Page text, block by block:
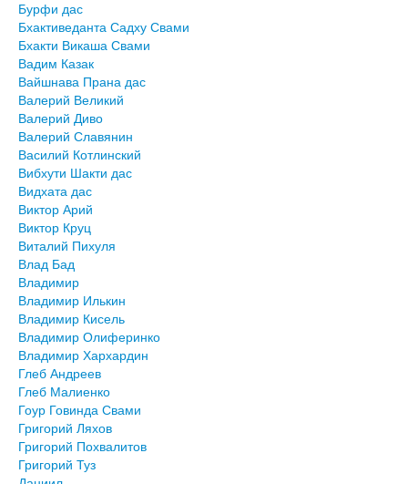
Бурфи дас
Бхактиведанта Садху Свами
Бхакти Викаша Свами
Вадим Казак
Вайшнава Прана дас
Валерий Великий
Валерий Диво
Валерий Славянин
Василий Котлинский
Вибхути Шакти дас
Видхата дас
Виктор Арий
Виктор Круц
Виталий Пихуля
Влад Бад
Владимир
Владимир Илькин
Владимир Кисель
Владимир Олиферинко
Владимир Хархардин
Глеб Андреев
Глеб Малиенко
Гоур Говинда Свами
Григорий Ляхов
Григорий Похвалитов
Григорий Туз